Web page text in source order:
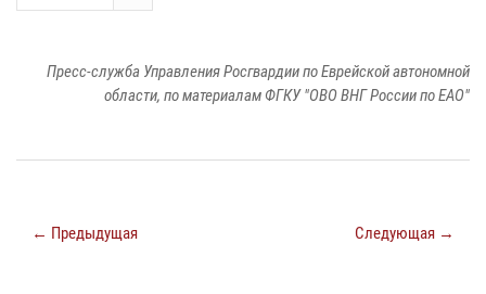
Пресс-служба Управления Росгвардии по Еврейской автономной
области, по материалам ФГКУ "ОВО ВНГ России по ЕАО"
← Предыдущая Следующая →